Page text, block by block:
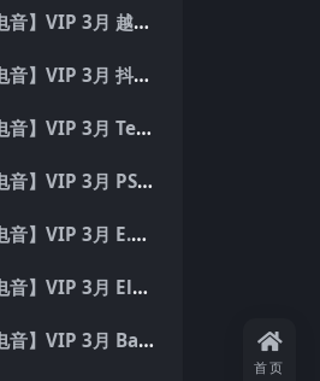
【糖果电音】VIP 3月 越鼓 Vina House (BPM130-140) 33首 Pack
【糖果电音】VIP 3月 抖音流行中文 Electro House 227首 Pack
【糖果电音】VIP 3月 Techno Future rave electro hard dance 136首 Pack
【糖果电音】VIP 3月 PSY & TRANCE 高空派对 (BPM138-150) 55首 Pack
【糖果电音】VIP 3月 E.D.M BIG ROOM (BPM128-140) 外网资源 149首 Pack
【糖果电音】VIP 3月 Electro House Tech House 200首 Pack
【糖果电音】VIP 3月 Bass house future house Tech house 155首 Pack
首页